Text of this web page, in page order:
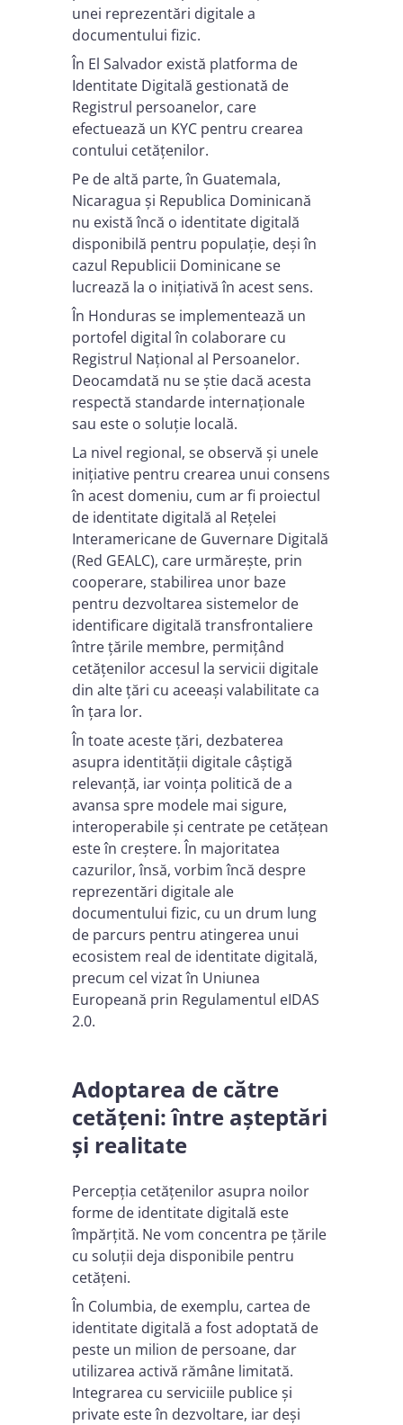
unei reprezentări digitale a
documentului fizic.
În El Salvador există platforma de
Identitate Digitală gestionată de
Registrul persoanelor, care
efectuează un KYC pentru crearea
contului cetățenilor.
Pe de altă parte, în Guatemala,
Nicaragua și Republica Dominicană
nu există încă o identitate digitală
disponibilă pentru populație, deși în
cazul Republicii Dominicane se
lucrează la o inițiativă în acest sens.
În Honduras se implementează un
portofel digital în colaborare cu
Registrul Național al Persoanelor.
Deocamdată nu se știe dacă acesta
respectă standarde internaționale
sau este o soluție locală.
La nivel regional, se observă și unele
inițiative pentru crearea unui consens
în acest domeniu, cum ar fi proiectul
de identitate digitală al Rețelei
Interamericane de Guvernare Digitală
(Red GEALC), care urmărește, prin
cooperare, stabilirea unor baze
pentru dezvoltarea sistemelor de
identificare digitală transfrontaliere
între țările membre, permițând
cetățenilor accesul la servicii digitale
din alte țări cu aceeași valabilitate ca
în țara lor.
În toate aceste țări, dezbaterea
asupra identității digitale câștigă
relevanță, iar voința politică de a
avansa spre modele mai sigure,
interoperabile și centrate pe cetățean
este în creștere. În majoritatea
cazurilor, însă, vorbim încă despre
reprezentări digitale ale
documentului fizic, cu un drum lung
de parcurs pentru atingerea unui
ecosistem real de identitate digitală,
precum cel vizat în Uniunea
Europeană prin Regulamentul eIDAS
2.0.
Adoptarea de către
cetățeni: între așteptări
și realitate
Percepția cetățenilor asupra noilor
forme de identitate digitală este
împărțită. Ne vom concentra pe țările
cu soluții deja disponibile pentru
cetățeni.
În Columbia, de exemplu, cartea de
identitate digitală a fost adoptată de
peste un milion de persoane, dar
utilizarea activă rămâne limitată.
Integrarea cu serviciile publice și
private este în dezvoltare, iar deși